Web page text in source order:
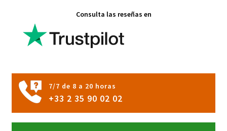
Consulta las reseñas en
7/7 de 8 a 20 horas
+33 2 35 90 02 02